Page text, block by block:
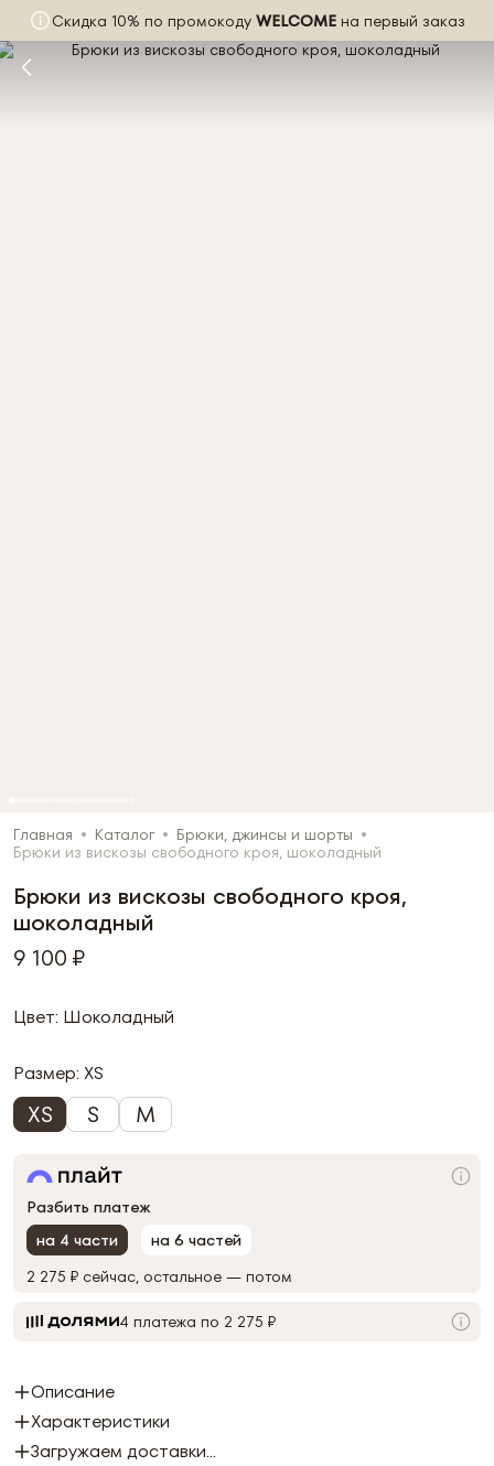
Скидка 10% по промокоду WELCOME на первый заказ
Главная Каталог
Брюки, джинсы и шорты
Брюки из вискозы свободного кроя, шоколадный
Брюки из вискозы свободного кроя,
шоколадный
9 100 ₽
Цвет: Шоколадный
Размер: XS
XS S M
Разбить платеж
на 4 части
на 6 частей
2 275 ₽ сейчас, остальное — потом
4 платежа по 2 275 ₽
Описание
Характеристики
Загружаем доставки...